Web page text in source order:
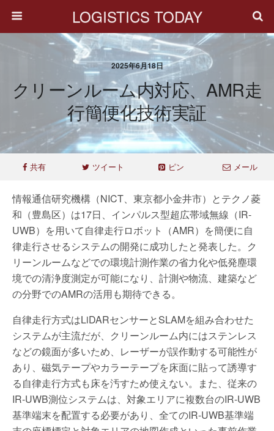
LOGISTICS TODAY
2025年6月18日
クリーンルーム内対応、AMR走
行簡便化技術実証
共有 ツイート ピン メール
情報通信研究機構（NICT、東京都小金井市）とテクノ菱
和（豊島区）は17日、インパルス型超広帯域無線（IR-
UWB）を用いて自律走行ロボット（AMR）を簡便に自
律走行させるシステムの開発に成功したと発表した。ク
リーンルームなどでの環境計測作業の省力化や低発塵環
境での清浄度測定が可能になり、計測や物流、建築など
の分野でのAMRの活用も期待できる。
自律走行方式はLiDARセンサーとSLAMを組み合わせた
システムが主流だが、クリーンルーム内にはステンレス
などの鏡面が多いため、レーザーが誤作動する可能性が
あり、磁気テープやカラーテープを床面に貼って誘導す
る自律走行方式も床を汚すため使えない。また、従来の
IR-UWB測位システムは、対象エリアに複数台のIR-UWB
基準端末を配置する必要があり、全てのIR-UWB基準端